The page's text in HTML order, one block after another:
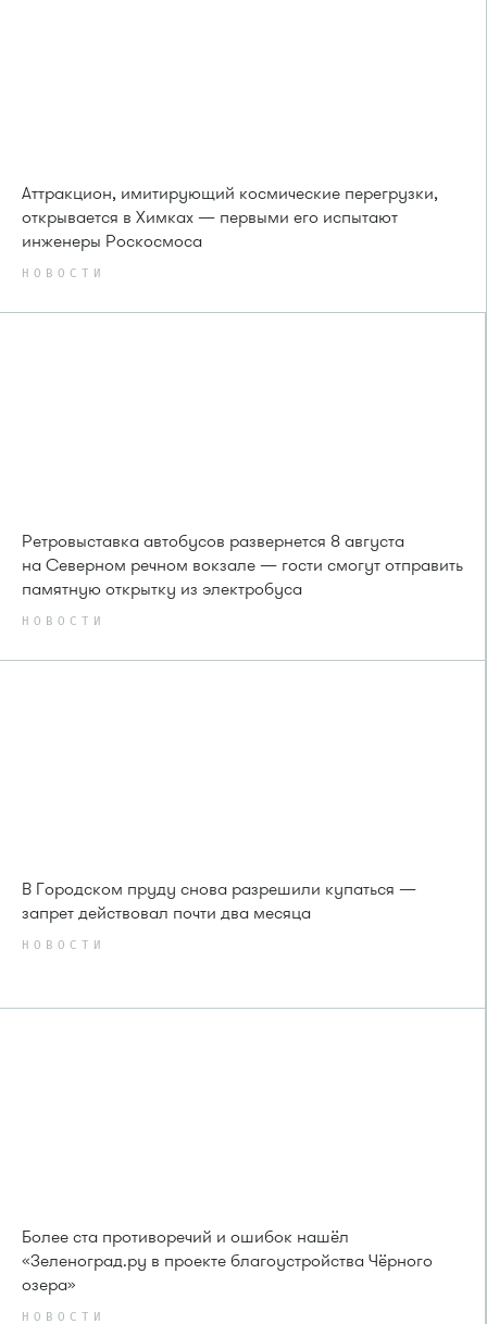
Аттракцион, имитирующий космические перегрузки,
открывается в Химках — первыми его испытают
инженеры Роскосмоса
НОВОСТИ
Ретровыставка автобусов развернется 8 августа
на Северном речном вокзале — гости смогут отправить
памятную открытку из электробуса
НОВОСТИ
В Городском пруду снова разрешили купаться —
запрет действовал почти два месяца
НОВОСТИ
Более ста противоречий и ошибок нашёл
«Зеленоград.ру в проекте благоустройства Чёрного
озера»
НОВОСТИ